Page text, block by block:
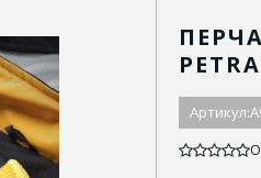
Артикул: